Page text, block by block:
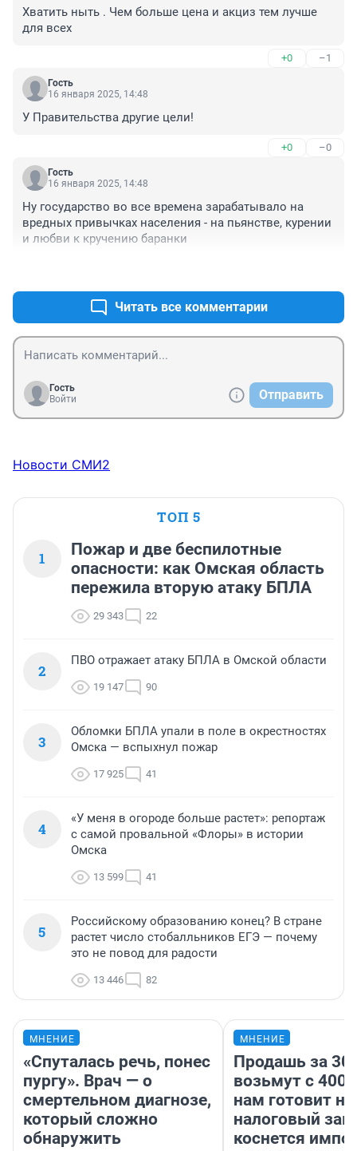
Хватить ныть . Чем больше цена и акциз тем лучше
для всех
+0 –1
Гость
16 января 2025, 14:48
У Правительства другие цели!
+0 –0
Гость
16 января 2025, 14:48
Ну государство во все времена зарабатывало на
вредных привычках населения - на пьянстве, курении
и любви к кручению баранки
Читать все комментарии
Гость
Войти
Отправить
Новости СМИ2
ТОП 5
1
Пожар и две беспилотные
опасности: как Омская область
пережила вторую атаку БПЛА
29 343 22
2
ПВО отражает атаку БПЛА в Омской области
19 147 90
3
Обломки БПЛА упали в поле в окрестностях
Омска — вспыхнул пожар
17 925 41
4
«У меня в огороде больше растет»: репортаж
с самой провальной «Флоры» в истории
Омска
13 599 41
5
Российскому образованию конец? В стране
растет число стобалльников ЕГЭ — почему
это не повод для радости
13 446 82
МНЕНИЕ
«Спуталась речь, понес
пургу». Врач — о
смертельном диагнозе,
который сложно
обнаружить
МНЕНИЕ
Продашь за
возьмут с
нам готовит
налоговый
коснется